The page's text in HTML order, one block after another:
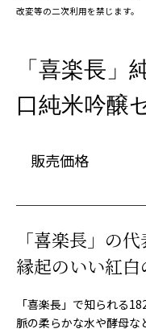
改変等の二次利用を禁じます。
「喜楽長」
口純米吟醸
販売価格
「喜楽長」の
縁起のいい紅
「喜楽長」で知られる
脈の柔らかな水や酵母な